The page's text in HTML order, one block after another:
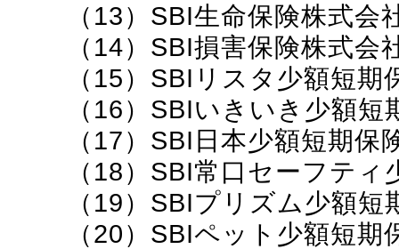
（13）SBI生命保険株式会
（14）SBI損害保険株式会
（15）SBIリスタ少額短期
（16）SBIいきいき少額短
（17）SBI日本少額短期保
（18）SBI常口セーフテ
（19）SBIプリズム少額短
（20）SBIペット少額短期